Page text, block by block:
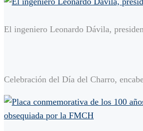
El ingeniero Leonardo Dávila,
Celebración del Día del Charro,